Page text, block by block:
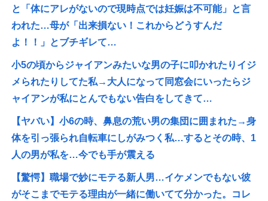
と「体にアレがないので現時点では妊娠は不可能」と言
われた…母が「出来損ない！これからどうすんだ
よ！！」とブチギレて…
小5の頃からジャイアンみたいな男の子に叩かれたりイジ
メられたりしてた私→大人になって同窓会にいったらジ
ャイアンが私にとんでもない告白をしてきて…
【ヤバい】小6の時、鼻息の荒い男の集団に囲まれた→身
体を引っ張られ自転車にしがみつく私…するとその時、1
人の男が私を…今でも手が震える
【驚愕】職場で妙にモテる新人男…イケメンでもない彼
がそこまでモテる理由が一緒に働いてて分かった。コレ